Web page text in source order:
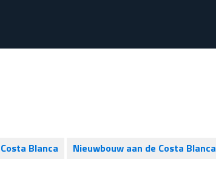
Blanca Nieuwbouw aan de Costa Blanca